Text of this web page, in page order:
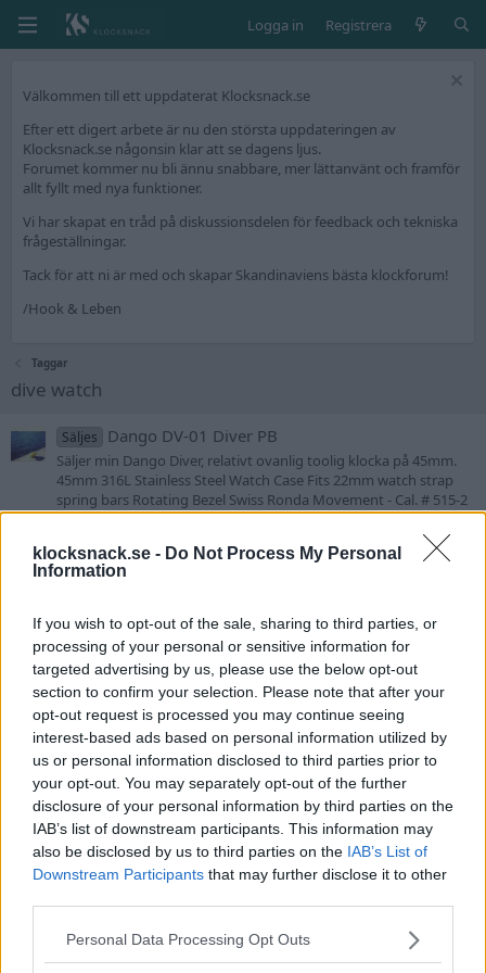
klocksnack.se - Do Not Process My Personal
Information
If you wish to opt-out of the sale, sharing to third parties, or
processing of your personal or sensitive information for
targeted advertising by us, please use the below opt-out
section to confirm your selection. Please note that after your
opt-out request is processed you may continue seeing
interest-based ads based on personal information utilized by
us or personal information disclosed to third parties prior to
your opt-out. You may separately opt-out of the further
disclosure of your personal information by third parties on the
IAB’s list of downstream participants. This information may
also be disclosed by us to third parties on the IAB’s List of
Downstream Participants that may further disclose it to other
Please note that this website/app uses one or more Google
Personal Data Processing Opt Outs
Logga in Registrera
Välkommen till ett uppdaterat Klocksnack.se
Efter ett digert arbete är nu den största uppdateringen av
Klocksnack.se någonsin klar att se dagens ljus.
Forumet kommer nu bli ännu snabbare, mer lättanvänt och framför
allt fyllt med nya funktioner.
Vi har skapat en tråd på diskussionsdelen för feedback och tekniska
frågeställningar.
Tack för att ni är med och skapar Skandinaviens bästa klockforum!
/Hook & Leben
Taggar
dive watch
Säljes Dango DV-01 Diver PB
Säljer min Dango Diver, relativt ovanlig toolig klocka på 45mm.
45mm 316L Stainless Steel Watch Case Fits 22mm watch strap
spring bars Rotating Bezel Swiss Ronda Movement - Cal. # 515-2
Battery: 371 - 1.5V - 45 Month Battery Life Sapphire Crystal
Jimmy_Vegas Tråd 3 Augusti 2025 dango dive watch
Avslutad
SEIKO SNE499P1 PADI Solarpower Tonfisk
NYA BILDER
Blir inte mycket mer sommar och badklocka än så här!
Solcellsdriven PADI Tonfisk i ett mycket fint skick. Inga skador
eller repor möjligtvis damm men det är nog allt, Fullset med ifyllt
cert från juli -20. Söndagspris, bara 2200:- inkl skicka lätt!!
https://klocksnack.se/threads/brogin.141573/...
Brogin Tråd 26 Maj 2021 dive watch padi
seiko
seiko prospex
seikopadi solarpowerd tonfisk tuna
Svar: 0
Forum:
Handla - Säljes, Bytes, Köpes
Tillbakadragen
*Prisbump* Certina DS PH200M (tidigare
riktigt bra! Den har några synliga märken på glaset som kan
poleras bort, (Glaset är av Hesalite) NATO-bandet är oanvänt.